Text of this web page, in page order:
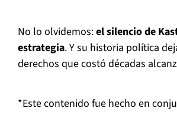
No lo olvidemos:el silencio de
estrategia. Y su historia política
derechos que costó décadas
*Este contenido fue hecho en